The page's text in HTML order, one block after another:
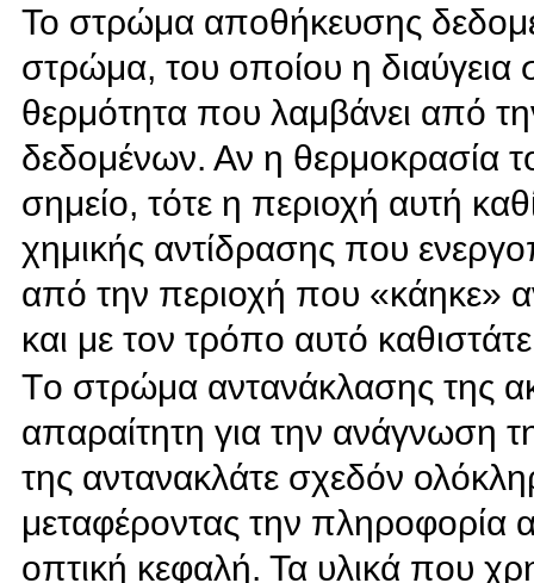
Το στρώμα αποθήκευσης
στρώμα, του οποίου η διαύγεια
θερμότητα που λαμβάνει από
δεδομένων. Αν η θερμοκρασία
σημείο, τότε η περιοχή αυτή
χημικής αντίδρασης που
από την περιοχή που «κάηκε»
και με τον τρόπο αυτό
Tο στρώμα αντανάκλασης της
απαραίτητη για την ανάγνωση
της αντανακλάτε σχεδόν
μεταφέροντας την
οπτική κεφαλή. Τα υλικά που